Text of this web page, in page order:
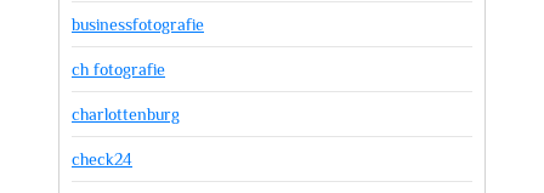
businessfotografie
ch fotografie
charlottenburg
check24